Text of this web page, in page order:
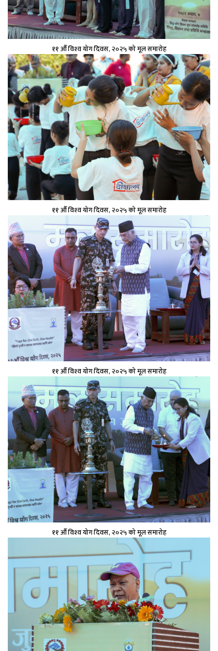
११ औँ विश्‍व योग दिवस, २०२५ को मूल समारोह
११ औँ विश्‍व योग दिवस, २०२५ को मूल समारोह
११ औँ विश्‍व योग दिवस, २०२५ को मूल समारोह
११ औँ विश्‍व योग दिवस, २०२५ को मूल समारोह